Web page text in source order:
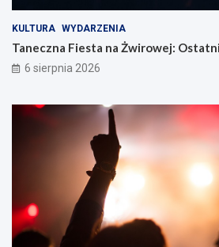
KULTURA WYDARZENIA
Taneczna Fiesta na Żwirowej:
6 sierpnia 2026